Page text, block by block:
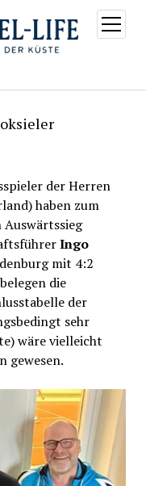
Menü
öffnen
der Herren
haben zum
Auswärtssieg
Ingo
mit 4:2
die
der
sehr
wäre vielleicht
gewesen.